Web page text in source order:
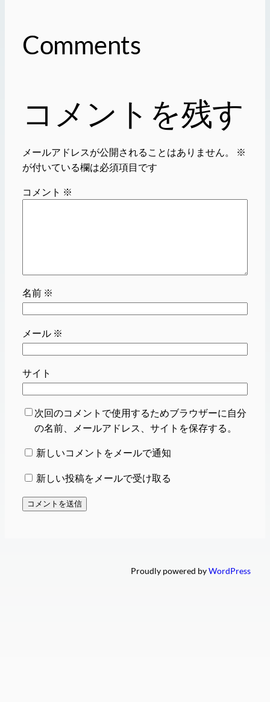
Comments
コメントを残す
メールアドレスが公開されることはありません。
※
が付いている欄は必須項目です
コメント ※
名前 ※
メール ※
サイト
次回のコメントで使用するためブラウザーに自分
の名前、メールアドレス、サイトを保存する。
新しいコメントをメールで通知
新しい投稿をメールで受け取る
Proudly powered byWordPress